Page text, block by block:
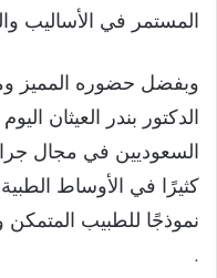
المستمر في الأساليب
وبفضل حضوره المميز
الدكتور بندر العيثان
السعوديين في مجال
كثيرًا في الأوساط الطبية
نموذجًا للطبيب المتمكن
.